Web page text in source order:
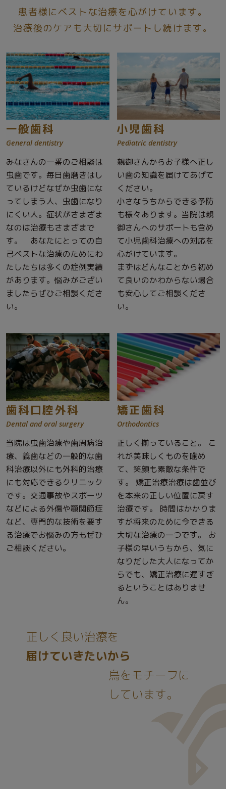
患者様にベストな治療を心がけています。
治療後のケアも大切にサポートし続けます。
一般歯科
General dentistry
みなさんの一番のご相談は
虫歯です。毎日歯磨きはし
ているけどなぜか虫歯にな
ってしまう人、虫歯になり
にくい人。症状がさまざま
なのは治療もさまざまで
す。 あなたにとっての自
己ベストな治療のためにわ
たしたちは多くの症例実績
があります。悩みがござい
ましたらぜひご相談くださ
い。
小児歯科
Pediatric dentistry
親御さんからお子様へ正し
い歯の知識を届けてあげて
ください。
小さなうちからできる予防
も様々あります。当院は親
御さんへのサポートも含め
て小児歯科治療への対応を
心がけています。
まずはどんなことから初め
て良いのかわからない場合
も安心してご相談くださ
い。
歯科口腔外科
Dental and oral surgery
当院は虫歯治療や歯周病治
療、義歯などの一般的な歯
科治療以外にも外科的治療
にも対応できるクリニック
です。交通事故やスポーツ
などによる外傷や顎関節症
など、専門的な技術を要す
る治療でお悩みの方もぜひ
ご相談ください。
矯正歯科
Orthodontics
正しく揃っていること。 こ
れが美味しくものを噛め
て、笑顔も素敵な条件で
す。 矯正治療治療は歯並び
を本来の正しい位置に戻す
治療です。 時間はかかりま
すが将来のために今できる
大切な治療の一つです。 お
子様の早いうちから、気に
なりだした大人になってか
らでも、矯正治療に遅すぎ
るということはありませ
ん。
正しく良い治療を
届けていきたいから
鳥をモチーフに
しています。